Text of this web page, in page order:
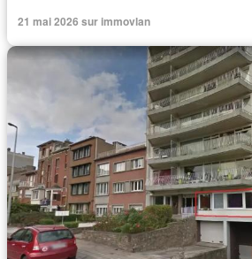
21 mai 2026 sur immovlan